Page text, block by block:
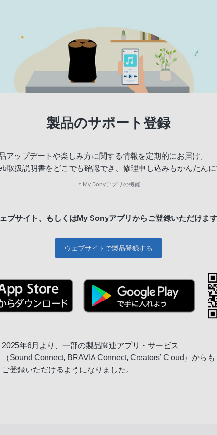
製品のサポート登録
アップデートや楽しみ方に関する情報を定期的にお届け。
取扱説明書をどこでも確認でき、修理申し込みもかんたん
＊ My Sonyアプリの機能
ブサイト、もしくは My Sonyアプリからご登録いただけま
ウェブサイトで製品登録する
2025年6月より、一部の製品関連アプリ・サービス
（Sound Connect, BRAVIA Connect, Creators’ Cloud）からも
ご登録いただけるようになりました。